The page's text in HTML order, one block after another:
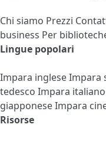
Chi siamo Prezzi
business Per
Lingue popolari
Impara ingleseImpara
tedesco Impara italiano
giapponeseImpara
Risorse